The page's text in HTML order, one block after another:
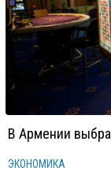
В Армении
ЭКОНОМИКА